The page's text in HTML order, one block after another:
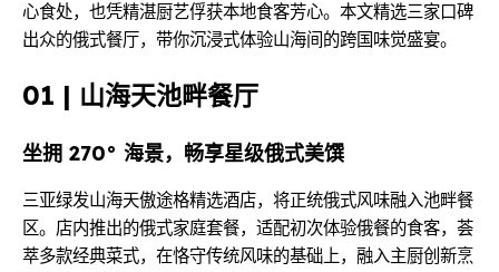
心食处，也凭精湛厨艺俘获本地食客芳心。本文精选三家口碑
出众的俄式餐厅，带你沉浸式体验山海间的跨国味觉盛宴。
01 | 山海天池畔餐厅
坐拥 270° 海景，畅享星级俄式美馔
三亚绿发山海天傲途格精选酒店，将正统俄式风味融入池畔餐
区。店内推出的俄式家庭套餐，适配初次体验俄餐的食客，荟
萃多款经典菜式，在恪守传统风味的基础上，融入主厨创新烹